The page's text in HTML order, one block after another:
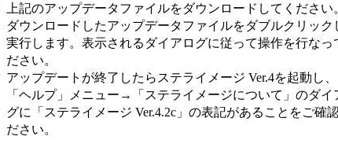
上記のアップデータファイルをダウンロードしてください
ダウンロードしたアップデータファイルをダブルクリック
実行します。表示されるダイアログに従って操作を行なっ
ださい。
アップデートが終了したらステライメージ Ver.4を起動し、
「ヘルプ」メニュー→「ステライメージについて」のダイ
グに「ステライメージ Ver.4.2c」の表記があることをご確認
ださい。